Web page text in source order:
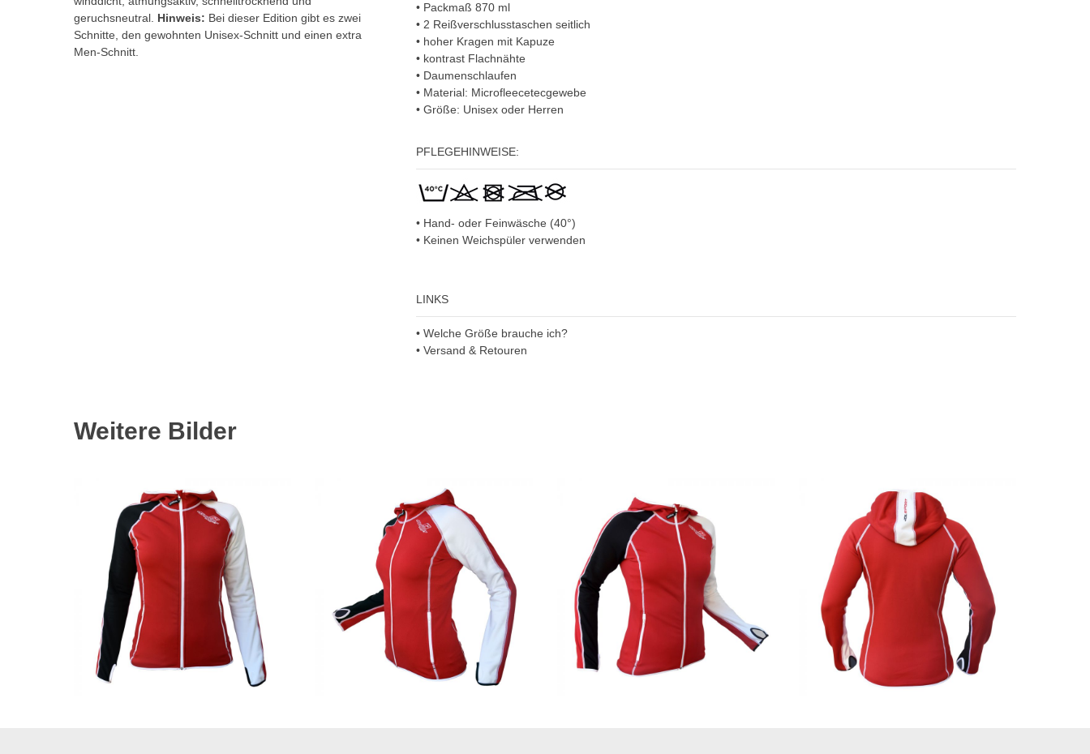
• Packmaß 870 ml
• 2 Reißverschlusstaschen seitlich
• hoher Kragen mit Kapuze
• kontrast Flachnähte
• Daumenschlaufen
• Material: Microfleecetecgewebe
• Größe: Unisex oder Herren
PFLEGEHINWEISE:
• Hand- oder Feinwäsche (40°)
• Keinen Weichspüler verwenden
LINKS
• Welche Größe brauche ich?
• Versand & Retouren
geruchsneutral. Hinweis: Bei dieser Edition gibt es zwei
Schnitte, den gewohnten Unisex-Schnitt und einen extra
Men-Schnitt.
Weitere Bilder